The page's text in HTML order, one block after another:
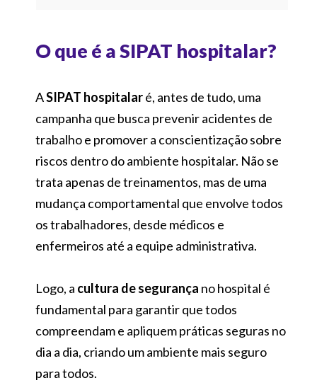
O que é a SIPAT hospitalar?
ASIPAT hospitalaré, antes de tudo, uma
campanha que busca prevenir acidentes de
trabalho e promover a conscientização sobre
riscos dentro do ambiente hospitalar. Não se
trata apenas de treinamentos, mas de uma
mudança comportamental que envolve todos
os trabalhadores, desde médicos e
enfermeiros até a equipe administrativa.
Logo, a cultura de segurança no hospital é
fundamental para garantir que todos
compreendam e apliquem práticas seguras no
dia a dia, criando um ambiente mais seguro
para todos.